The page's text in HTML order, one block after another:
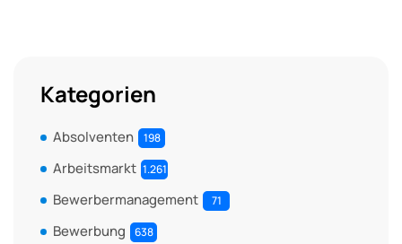
Kategorien
Absolventen 198
Arbeitsmarkt 1.261
Bewerbermanagement 71
Bewerbung 638